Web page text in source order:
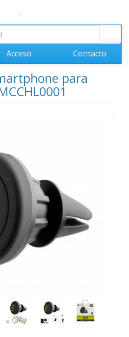
.
Acceso Contacto
para